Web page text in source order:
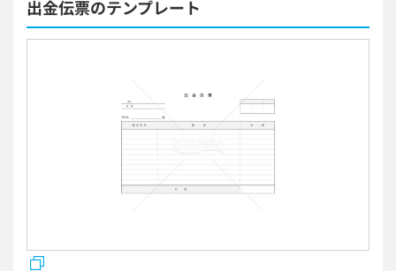
出金伝票のテンプレート